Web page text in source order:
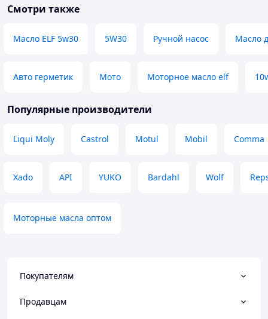
Смотри также
Масло ELF 5w30 5W30 Ручной насос Масло
Авто герметик Мото Моторное масло elf
Популярные производители
Liqui Moly Castrol Motul Mobil Comma
Xado API YUKO Bardahl Wolf
Моторные масла оптом
Покупателям
Продавцам